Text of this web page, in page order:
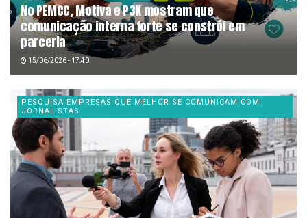
No PEMCC, Motiva e P3K mostram que
comunicação interna forte se constrói em
parceria
15/06/2026 - 17:40
PESQUISA EMPRESAS QUE MELHOR SE COMUNICAM COM
JORNALISTAS